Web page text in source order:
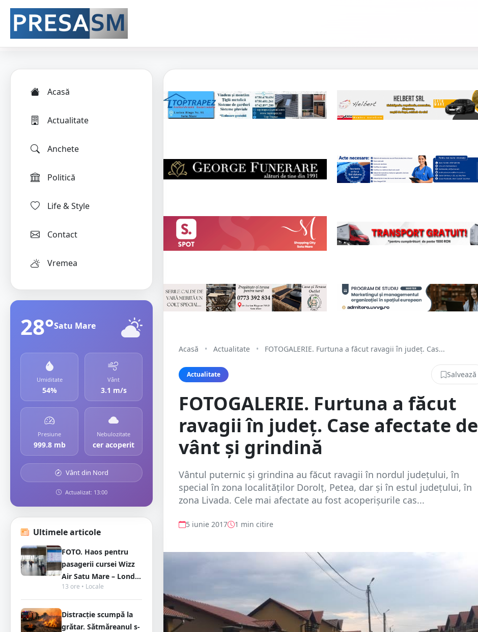
Acasă
Actualitate
Anchete
Politică
Life & Style
Contact
Vremea
28°Satu Mare
Umiditate
54%
Vânt
3.1 m/s
Presiune
999.8 mb
Nebulozitate
cer acoperit
Vânt din Nord
Actualizat: 13:00
Ultimele articole
FOTO. Haos pentru
pasagerii cursei Wizz
Air Satu Mare – Lond...
13 ore • Locale
Distracție scumpă la
grătar. Sătmăreanul s-
Acasă • Actualitate • FOTOGALERIE. Furtuna a făcut ravagii în județ. Cas...
Actualitate Salvează
FOTOGALERIE. Furtuna a făcut
ravagii în județ. Case afectate de
vânt și grindină
Vântul puternic și grindina au făcut ravagii în nordul județului, în
special în zona localităților Dorolț, Petea, dar și în estul județului, în
zona Livada. Cele mai afectate au fost acoperișurile cas...
5 iunie 2017 1 min citire